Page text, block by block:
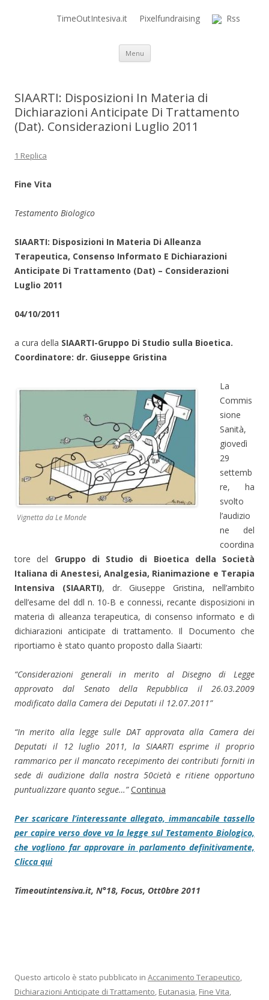
Time Out Intensiva Blog
il tempo e la memoria in terapia intensiva
TimeOutIntesiva.it Pixelfundraising Rss
Menu Vai al contenuto
SIAARTI: Disposizioni In Materia di
Dichiarazioni Anticipate Di Trattamento
(Dat). Considerazioni Luglio 2011
1 Replica
Fine Vita
Testamento Biologico
SIAARTI: Disposizioni In Materia Di Alleanza
Terapeutica, Consenso Informato E Dichiarazioni
Anticipate Di Trattamento (Dat) – Considerazioni
Luglio 2011
04/10/2011
a cura della SIAARTI-Gruppo Di Studio sulla Bioetica.
Coordinatore: dr. Giuseppe Gristina
Vignetta da Le Monde
La
Commis
sione
Sanità,
giovedì
29
settemb
re, ha
svolto
l’audizio
ne del
coordina
tore del Gruppo di Studio di Bioetica della Società
Italiana di Anestesi, Analgesia, Rianimazione e Terapia
Intensiva (SIAARTI), dr. Giuseppe Gristina, nell’ambito
dell’esame del ddl n. 10-B e connessi, recante disposizioni in
materia di alleanza terapeutica, di consenso informato e di
dichiarazioni anticipate di trattamento. Il Documento che
riportiamo è stato quanto proposto dalla Siaarti:
“Considerazioni generali in merito al Disegno di Legge
approvato dal Senato della Repubblica il 26.03.2009
modificato dalla Camera dei Deputati il 12.07.2011”
“In merito alla legge sulle DAT approvata alla Camera dei
Deputati il 12 luglio 2011, la SIAARTI esprime il proprio
rammarico per il mancato recepimento dei contributi forniti in
sede di audizione dalla nostra 50cietà e ritiene opportuno
puntualizzare quanto segue…”Continua
Per scaricare l’interessante allegato, immancabile tassello
per capire verso dove va la legge sul Testamento Biologico,
che vogliono far approvare in parlamento definitivamente,
Clicca qui
Timeoutintensiva.it, N°18, Focus, Ott0bre 2011
Questo articolo è stato pubblicato in Accanimento Terapeutico,
Dichiarazioni Anticipate di Trattamento, Eutanasia, Fine Vita,